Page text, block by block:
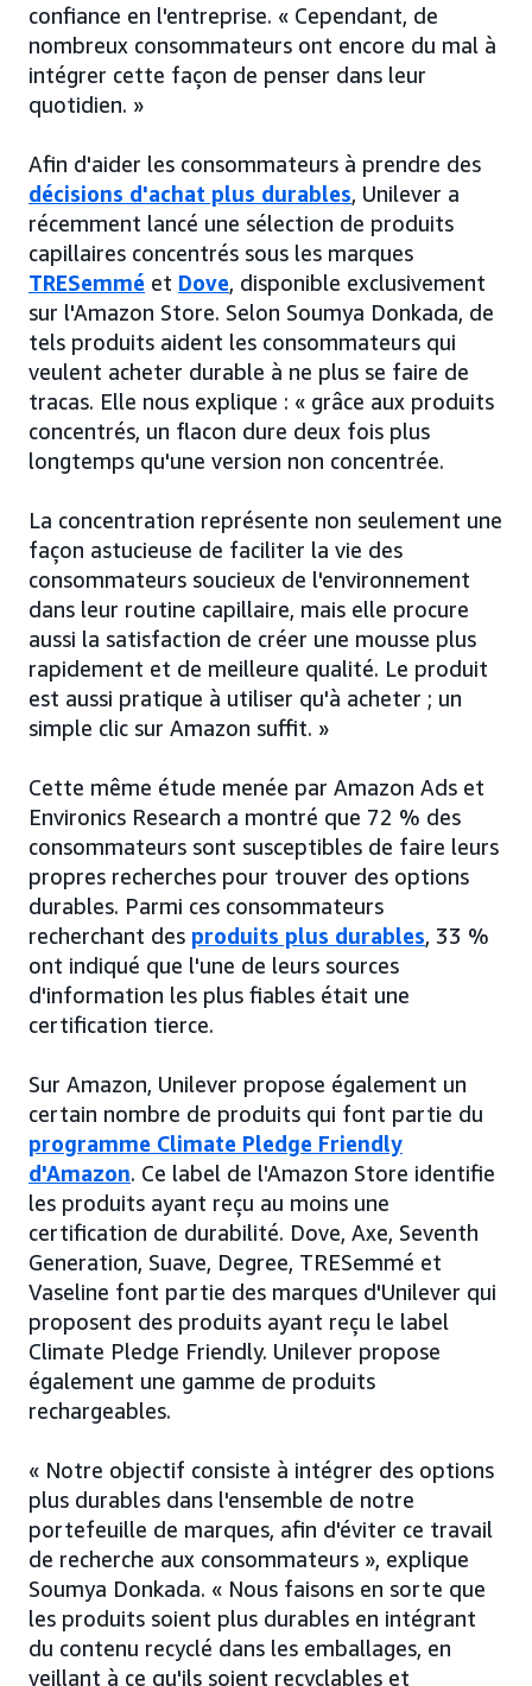
confiance en l'entreprise. « Cependant, de
nombreux consommateurs ont encore du mal à
intégrer cette façon de penser dans leur
quotidien. »
Afin d'aider les consommateurs à prendre des
décisions d'achat plus durables, Unilever a
récemment lancé une sélection de produits
capillaires concentrés sous les marques
TRESemmé et Dove, disponible exclusivement
sur l'Amazon Store. Selon Soumya Donkada, de
tels produits aident les consommateurs qui
veulent acheter durable à ne plus se faire de
tracas. Elle nous explique : « grâce aux produits
concentrés, un flacon dure deux fois plus
longtemps qu'une version non concentrée.
La concentration représente non seulement une
façon astucieuse de faciliter la vie des
consommateurs soucieux de l'environnement
dans leur routine capillaire, mais elle procure
aussi la satisfaction de créer une mousse plus
rapidement et de meilleure qualité. Le produit
est aussi pratique à utiliser qu'à acheter ; un
simple clic sur Amazon suffit. »
Cette même étude menée par Amazon Ads et
Environics Research a montré que 72 % des
consommateurs sont susceptibles de faire leurs
propres recherches pour trouver des options
durables. Parmi ces consommateurs
recherchant des produits plus durables, 33 %
ont indiqué que l'une de leurs sources
d'information les plus fiables était une
certification tierce.
Sur Amazon, Unilever propose également un
certain nombre de produits qui font partie du
programme Climate Pledge Friendly
d'Amazon. Ce label de l'Amazon Store identifie
les produits ayant reçu au moins une
certification de durabilité. Dove, Axe, Seventh
Generation, Suave, Degree, TRESemmé et
Vaseline font partie des marques d'Unilever qui
proposent des produits ayant reçu le label
Climate Pledge Friendly. Unilever propose
également une gamme de produits
rechargeables.
« Notre objectif consiste à intégrer des options
plus durables dans l'ensemble de notre
portefeuille de marques, afin d'éviter ce travail
de recherche aux consommateurs », explique
Soumya Donkada. « Nous faisons en sorte que
les produits soient plus durables en intégrant
du contenu recyclé dans les emballages, en
veillant à ce qu'ils soient recyclables et